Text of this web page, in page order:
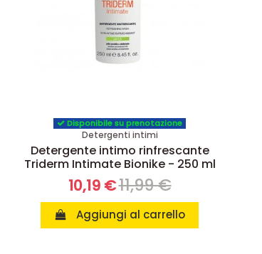
Disponibile su prenotazione
Detergenti intimi
Detergente intimo rinfrescante
Triderm Intimate Bionike - 250 ml
10,19 €11,99 €
Aggiungi al carrello